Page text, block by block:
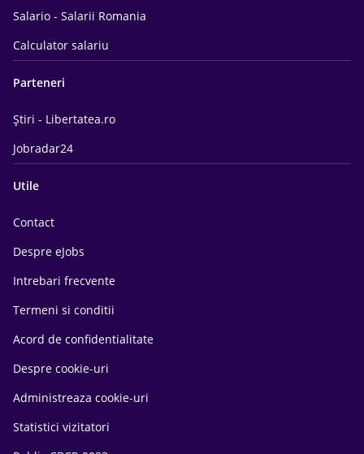
Salario - Salarii Romania
Calculator salariu
Parteneri
Știri - Libertatea.ro
Jobradar24
Utile
Contact
Despre eJobs
Intrebari frecvente
Termeni si conditii
Acord de confidentialitate
Despre cookie-uri
Administreaza cookie-uri
Statistici vizitatori